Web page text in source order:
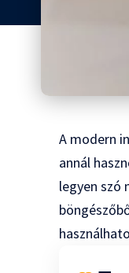
A modern
annál
legyen szó